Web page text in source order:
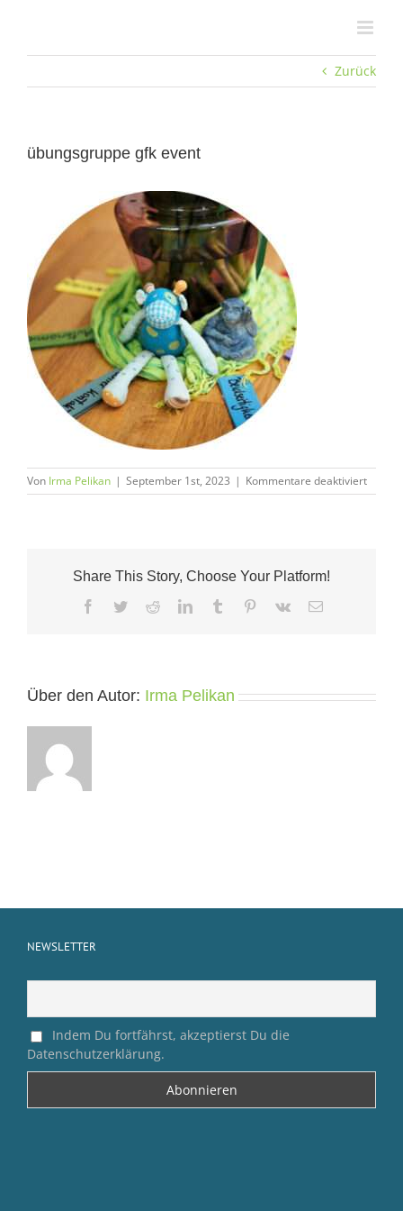
Zurück
übungsgruppe gfk event
Von Irma Pelikan | September 1st, 2023 | Kommentare deaktiviertfür
Share This Story, Choose Your Platform!
Facebook
TwitterRedditLinkedInTumblr Pinterest
Vk
E-
Über den Autor: Irma Pelikan
NEWSLETTER
Indem Du fortfährst, akzeptierst Du die
Datenschutzerklärung.